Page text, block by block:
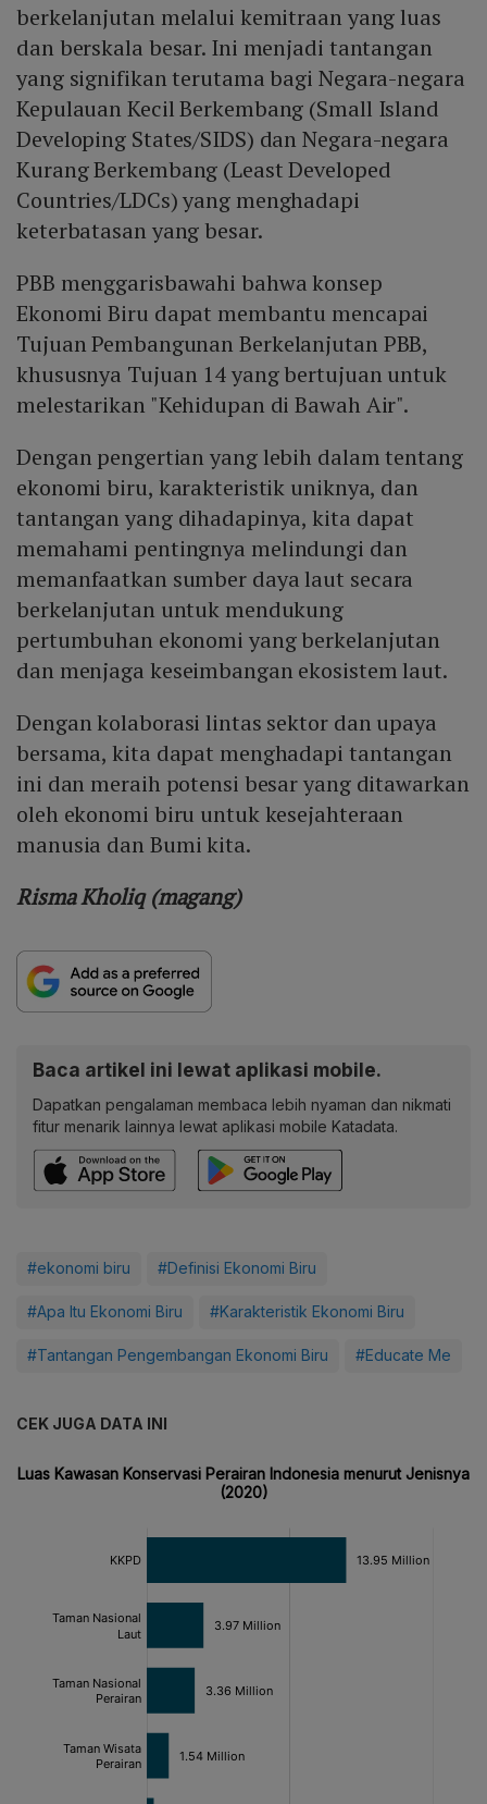
berkelanjutan melalui kemitraan yang luas
dan berskala besar. Ini menjadi tantangan
yang signifikan terutama bagi Negara-negara
Kepulauan Kecil Berkembang (Small Island
Developing States/SIDS) dan Negara-negara
Kurang Berkembang (Least Developed
Countries/LDCs) yang menghadapi
keterbatasan yang besar.
PBB menggarisbawahi bahwa konsep
Ekonomi Biru dapat membantu mencapai
Tujuan Pembangunan Berkelanjutan PBB,
khususnya Tujuan 14 yang bertujuan untuk
melestarikan "Kehidupan di Bawah Air".
Dengan pengertian yang lebih dalam tentang
ekonomi biru, karakteristik uniknya, dan
tantangan yang dihadapinya, kita dapat
memahami pentingnya melindungi dan
memanfaatkan sumber daya laut secara
berkelanjutan untuk mendukung
pertumbuhan ekonomi yang berkelanjutan
dan menjaga keseimbangan ekosistem laut.
Dengan kolaborasi lintas sektor dan upaya
bersama, kita dapat menghadapi tantangan
ini dan meraih potensi besar yang ditawarkan
oleh ekonomi biru untuk kesejahteraan
manusia dan Bumi kita.
Risma Kholiq (magang)
Baca artikel ini lewat aplikasi mobile.
Dapatkan pengalaman membaca lebih nyaman dan nikmati
fitur menarik lainnya lewat aplikasi mobile Katadata.
#ekonomi biru #Definisi Ekonomi Biru
#Apa Itu Ekonomi Biru #Karakteristik Ekonomi Biru
#Tantangan Pengembangan Ekonomi Biru #Educate Me
CEK JUGA DATA INI